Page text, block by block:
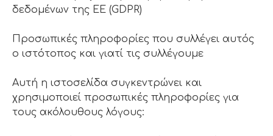
δεδομένων της ΕΕ (GDPR)
Προσωπικές πληροφορίες που συλλέγει αυτός
ο ιστότοπος και γιατί τις συλλέγουμε
Αυτή η ιστοσελίδα συγκεντρώνει και
χρησιμοποιεί προσωπικές πληροφορίες για
τους ακόλουθους λόγους: